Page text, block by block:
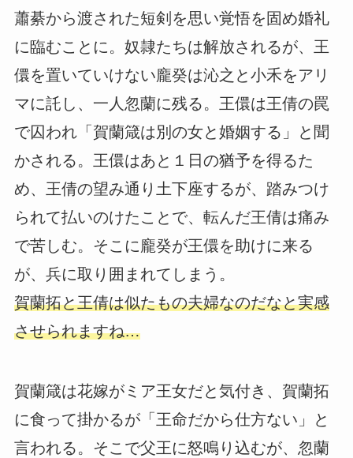
蕭綦から渡された短剣を思い覚悟を固め婚礼
に臨むことに。奴隷たちは解放されるが、王
儇を置いていけない龐癸は沁之と小禾をアリ
マに託し、一人忽蘭に残る。王儇は王倩の罠
で囚われ「賀蘭箴は別の女と婚姻する」と聞
かされる。王儇はあと１日の猶予を得るた
め、王倩の望み通り土下座するが、踏みつけ
られて払いのけたことで、転んだ王倩は痛み
で苦しむ。そこに龐癸が王儇を助けに来る
が、兵に取り囲まれてしまう。
賀蘭拓と王倩は似たもの夫婦なのだなと実感
させられますね…
賀蘭箴は花嫁がミア王女だと気付き、賀蘭拓
に食って掛かるが「王命だから仕方ない」と
言われる。そこで父王に怒鳴り込むが、忽蘭